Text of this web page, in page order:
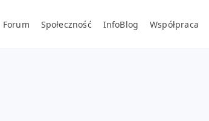
Forum Społeczność InfoBlog Współpraca